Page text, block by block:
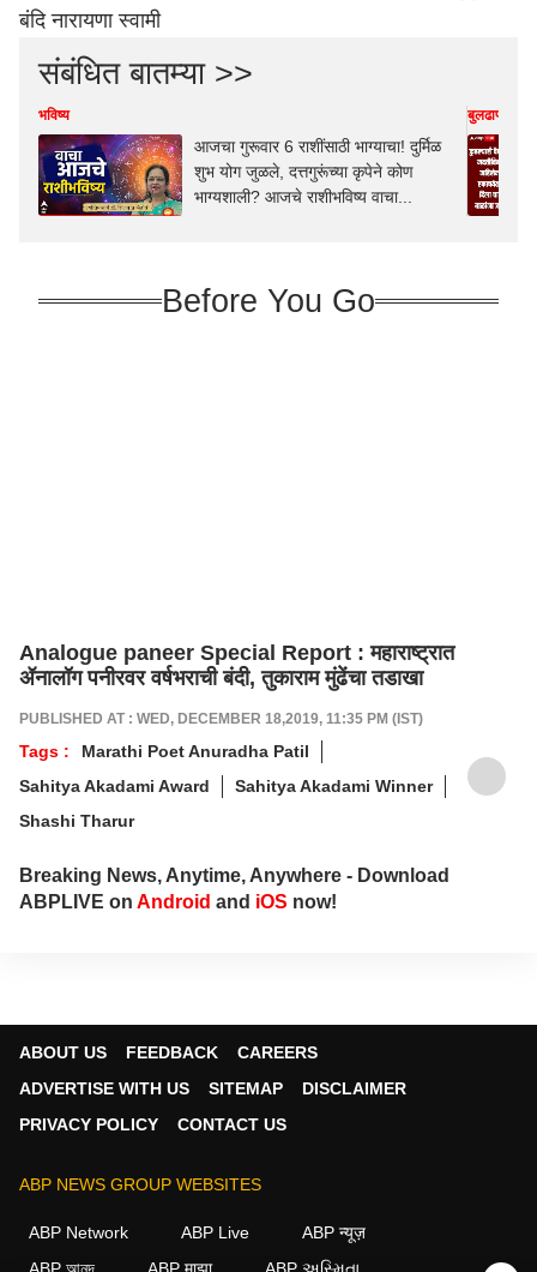
बंदि नारायणा स्वामी
संबंधित बातम्या >>
भविष्य
आजचा गुरूवार 6 राशींसाठी भाग्याचा! दुर्मिळ
शुभ योग जुळले, दत्तगुरूंच्या कृपेने कोण
भाग्यशाली? आजचे राशीभविष्य वाचा...
बुलढाणा
Before You Go
Analogue paneer Special Report : महाराष्ट्रात
ॲनालॉग पनीरवर वर्षभराची बंदी, तुकाराम मुंढेंचा तडाखा
PUBLISHED AT : WED, DECEMBER 18,2019, 11:35 PM (IST)
Tags :
Marathi Poet Anuradha Patil
Sahitya Akadami Award
Sahitya Akadami Winner
Shashi Tharur
Breaking News, Anytime, Anywhere - Download
ABPLIVE on Android and iOS now!
ABOUT US FEEDBACK
CAREERS
ADVERTISE WITH US
SITEMAP
DISCLAIMER
PRIVACY POLICY
CONTACT US
ABP NEWS GROUP WEBSITES
ABP Network ABP Live
ABP न्यूज़
ABP আনন্দ
ABP माझा ABP અસ્મિતા